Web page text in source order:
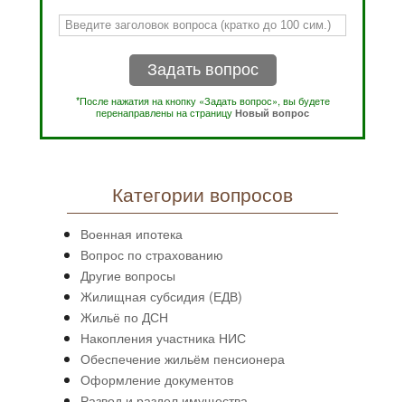
Задать вопрос
*После нажатия на кнопку «Задать вопрос», вы будете
перенаправлены на страницуНовый вопрос
Категории вопросов
Военная ипотека
Вопрос по страхованию
Другие вопросы
Жилищная субсидия (ЕДВ)
Жильё по ДСН
Накопления участника НИС
Обеспечение жильём пенсионера
Оформление документов